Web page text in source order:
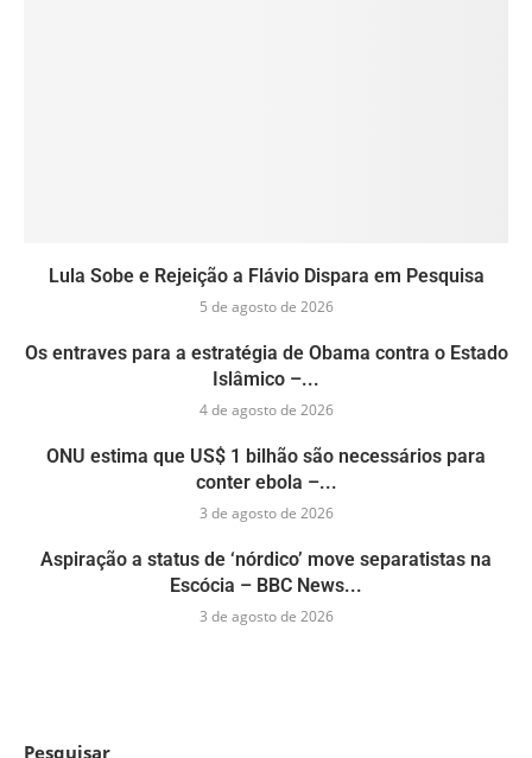
Lula Sobe e Rejeição a Flávio Dispara em Pesquisa
5 de agosto de 2026
Os entraves para a estratégia de Obama contra o Estado
Islâmico –...
4 de agosto de 2026
ONU estima que US$ 1 bilhão são necessários para
conter ebola –...
3 de agosto de 2026
Aspiração a status de ‘nórdico’ move separatistas na
Escócia – BBC News...
3 de agosto de 2026
Pesquisar